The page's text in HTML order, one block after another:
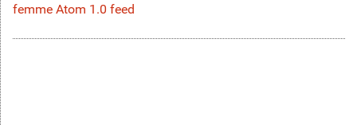
femme Atom 1.0 feed